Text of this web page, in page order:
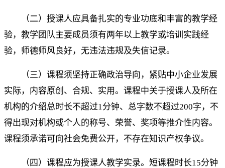
（二）授课人应具备扎实的专业功底和丰富的教学经
验，教学团队主要成员须有两年以上教学或培训实践经
验，师德师风良好，无违法违规及失信记录。
（三）课程须坚持正确政治导向，紧贴中小企业发展
实际，内容原创、合规、实用。课程中关于授课人及所在
机构的介绍总时长不超过1分钟、总字数不超过200字，不
得出现对机构或个人的称号、荣誉、奖项等推介性内容。
课程须承诺可向社会免费公开，不存在知识产权争议。
（四）课程应为授课人教学实录。短课程时长15分钟